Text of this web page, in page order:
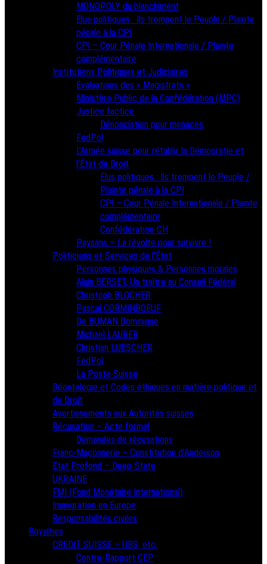
MONOPOLY du blanchiment
Élus politiques : Ils trompent le Peuple / Plainte
pénale à la CPI
CPI – Cour Pénale Internationale / Plainte
complémentaire
Institutions Politiques et Judiciaires
Évaluations des « Magistrats »
Ministère Public de la Confédération (MPC)
Justice factice
Dénonciation pour menaces
FedPol
L’Armée suisse pour rétablir la Démocratie et
l’État de Droit
Élus politiques : Ils trompent le Peuple /
Plainte pénale à la CPI
CPI – Cour Pénale Internationale / Plainte
complémentaire
Confédération-CH
Paysans – La révolte pour survivre !
Politiciens et Services de l’État
Personnes physiques & Personnes morales
Alain BERSET, Un traître au Conseil Fédéral
Christoph BLOCHER
Pascal CORMINBOEUF
De BUMAN Dominique
Michael LAUBER
Christian LUESCHER
FedPol
La Poste Suisse
Déontologie et Codes éthiques en matière politique et
de Droit
Avertissements aux Autorités suisses
Récusation – Acte formel
Demandes de récusations
Franc-Maçonnerie – Constitution d’Anderson
Etat Profond – Deep State
UKRAINE
FMI (Fond Monétaire International)
Immigration en Europe
Responsabilités civiles
Royalties
CREDIT SUISSE – UBS, etc.
Contre-Rapport CEP